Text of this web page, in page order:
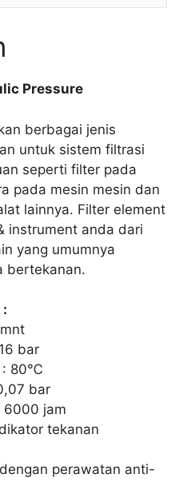
Pressure
berbagai jenis
untuk sistem filtrasi
seperti filter pada
pada mesin mesin dan
lainnya. Filter element
instrument anda dari
yang umumnya
bertekanan.
bar
: 80℃
bar
6000 jam
tekanan
perawatan anti-